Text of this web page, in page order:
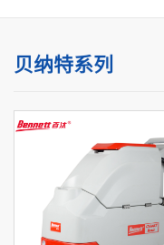
贝纳特系列